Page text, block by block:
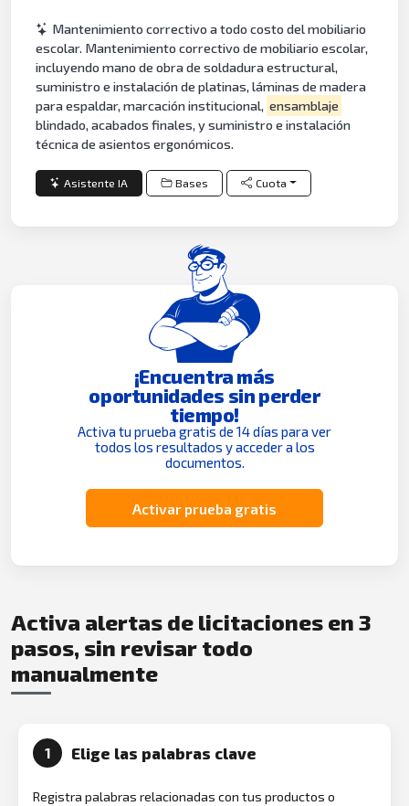
Mantenimiento correctivo a todo costo del mobiliario
escolar. Mantenimiento correctivo de mobiliario escolar,
incluyendo mano de obra de soldadura estructural,
suministro e instalación de platinas, láminas de madera
para espaldar, marcación institucional, ensamblaje
blindado, acabados finales, y suministro e instalación
técnica de asientos ergonómicos.
Asistente IA Bases Cuota
¡Encuentra más
oportunidades sin perder
tiempo!
Activa tu prueba gratis de 14 días para ver
todos los resultados y acceder a los
documentos.
Activar prueba gratis
Activa alertas de licitaciones en 3
pasos, sin revisar todo
manualmente
1 Elige las palabras clave
Registra palabras relacionadas con tus productos o